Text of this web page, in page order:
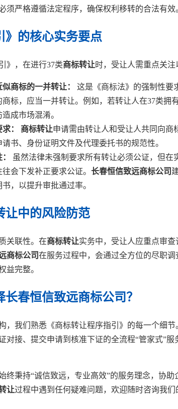
须严格遵循法定程序，确保权利移转的合法有效
》的核心实务要点
》，在进行37类商标转让时，受让人需重点关注
商标的一并转让：
这是《商标法》的强制性要
标，应当一并转让。例如，若转让人在37类拥
造成市场混淆。
：
商标转让申请需由转让人和受让人共同向商
书、身份证明文件及代理委托书的规范性。
虽然法律未强制要求所有转让必须公证，但
会下发补正要求公证。 长春恒信致远商标公司
，以提升审批通过率。
让中的风险防范
关联性。在商标转让实务中，受让人应重点审
商标公司在服务过程中，会通过全方位的尽职调
益完整。
长春恒信致远商标公司？
，我们熟悉《商标转让程序指引》的每一个细
对接、提交申请到核准下证的全流程“管家式”服
终秉持“诚信致远，专业高效”的服务理念，协
让过程中遇到任何疑难问题，欢迎随时咨询我们